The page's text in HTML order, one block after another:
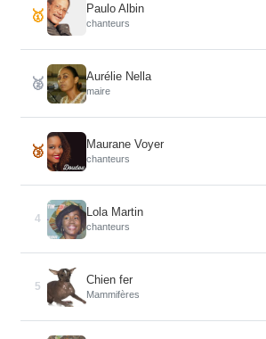
🥇 Paulo Albin
chanteurs
🥈 Aurélie Nella
maire
🥉 Maurane Voyer
chanteurs
4
Lola Martin
chanteurs
5
Chien fer
Mammifères